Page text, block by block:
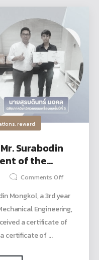
,reward
Surabodin
of the
excellence
outstanding
for the
2023.
Comments Off
Mongkol, a 3rd year
Engineering,
a certificate of
certificate of ...